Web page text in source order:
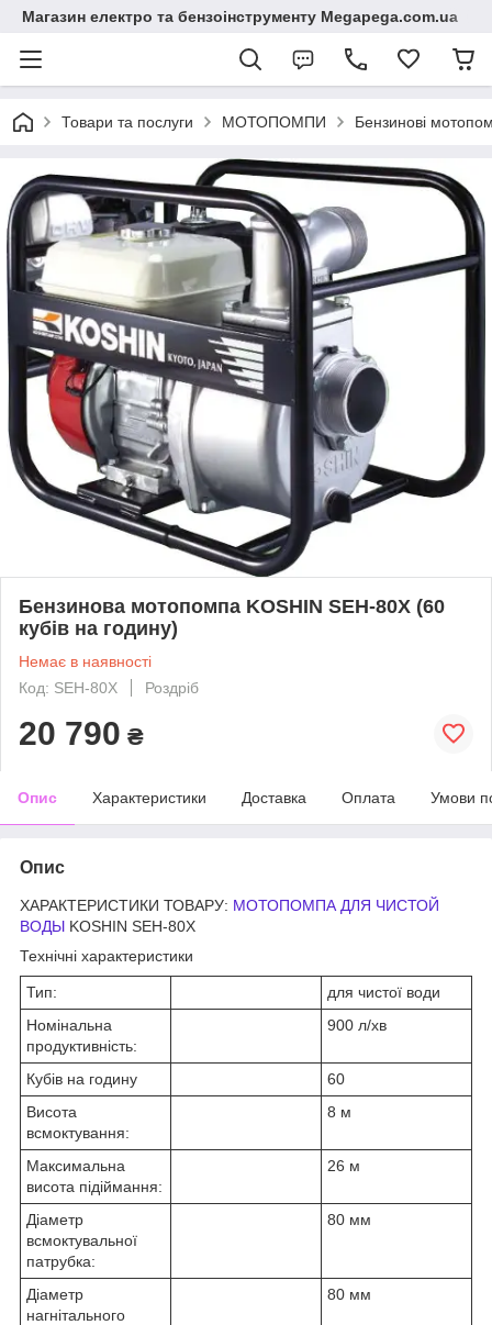
Магазин електро та бензоінструменту Megapega.com.ua
Товари та послуги МОТОПОМПИ Бензинові
Бензинова мотопомпа KOSHIN SEH-80X (60
кубів на годину)
Немає в наявності
Код: SEH-80X
Роздріб
20 790 ₴
Опис Характеристики Доставка Оплата Умови
Опис
ХАРАКТЕРИСТИКИ ТОВАРУ: МОТОПОМПА ДЛЯ ЧИСТОЙ
ВОДЫ KOSHIN SEH-80X
Технічні характеристики
Тип:
для чистої води
Номінальна
продуктивність:
900 л/хв
Кубів на годину
60
Висота
всмоктування:
8 м
Максимальна
висота підіймання:
26 м
Діаметр
всмоктувальної
патрубка:
80 мм
Діаметр
нагнітального
80 мм